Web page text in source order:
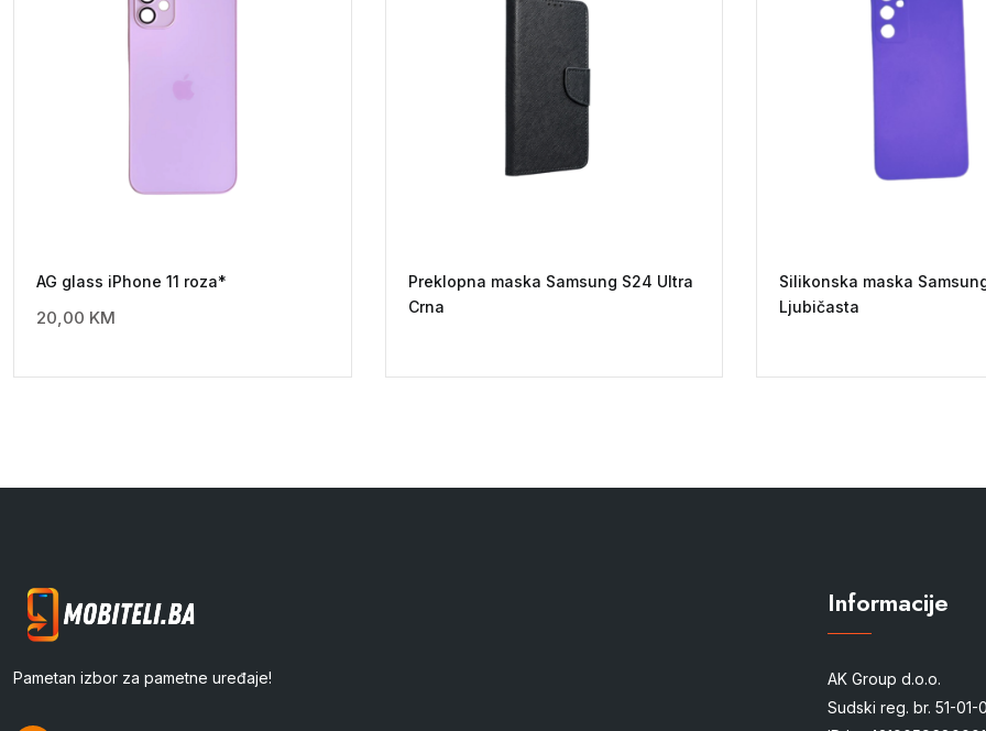
AG glass iPhone 11 roza*
20,00 KM
Preklopna maska Samsung S24 Ultra
Crna
Silikonska maska
Ljubičasta
Pametan izbor za pametne uređaje!
Informacije
AK Group d.o.o.
Sudski reg. br. 51-01-